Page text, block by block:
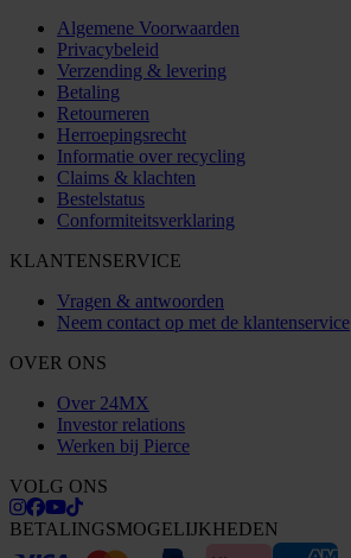
Algemene Voorwaarden
Privacybeleid
Verzending & levering
Betaling
Retourneren
Herroepingsrecht
Informatie over recycling
Claims & klachten
Bestelstatus
Conformiteitsverklaring
KLANTENSERVICE
Vragen & antwoorden
Neem contact op met de klantenservice
OVER ONS
Over 24MX
Investor relations
Werken bij Pierce
VOLG ONS
BETALINGSMOGELIJKHEDEN